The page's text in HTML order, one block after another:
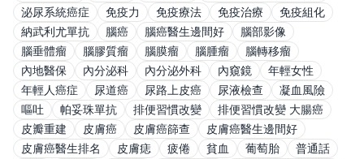
泌尿系統癌症
免疫力 免疫療法 免疫治療
免疫組化
納武利尤單抗
腦癌 腦癌醫生邊間好
腦部影像
腦垂體瘤
腦膠質瘤 腦膜瘤 腦腫瘤
腦轉移瘤
內地醫保
內分泌科 內分泌外科 內窺鏡
年輕女性
年輕人癌症
尿道癌 尿路上皮癌 尿液檢查
凝血風險
嘔吐
帕妥珠單抗 排便習慣改變
排便習慣改變 大腸癌
皮瓣重建
皮膚癌 皮膚癌篩查
皮膚癌醫生邊間好
皮膚癌醫生排名
皮膚痣 疲倦 貧血 葡萄胎
普通話